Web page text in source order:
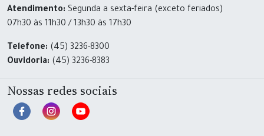
Atendimento: Segunda a sexta-feira (exceto feriados)
07h30 às 11h30 / 13h30 às 17h30
Telefone: (45) 3236-8300
Ouvidoria: (45) 3236-8383
Nossas redes sociais